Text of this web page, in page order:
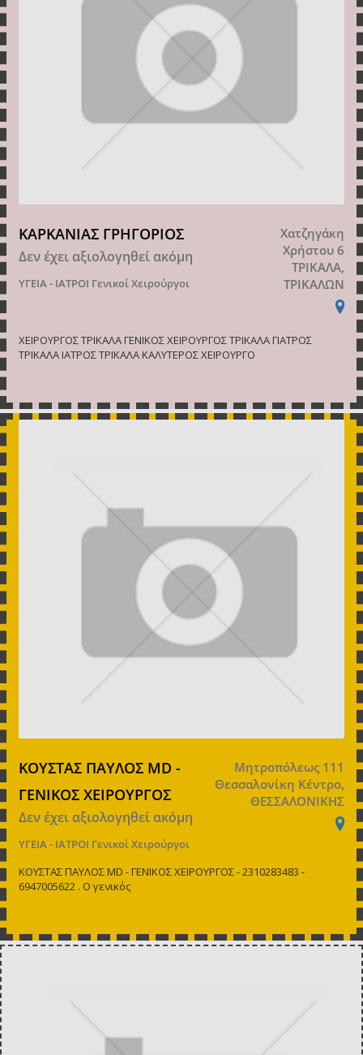
ΚΑΡΚΑΝΙΑΣ ΓΡΗΓΟΡΙΟΣ
Δεν έχει αξιολογηθεί ακόμη
ΥΓΕΙΑ - ΙΑΤΡΟΙ Γενικοί Χειρούργοι
Χατζηγάκη
Χρήστου 6
ΤΡΙΚΑΛΑ,
ΤΡΙΚΑΛΩΝ
ΧΕΙΡΟΥΡΓΟΣ ΤΡΙΚΑΛΑ ΓΕΝΙΚΟΣ ΧΕΙΡΟΥΡΓΟΣ ΤΡΙΚΑΛΑ ΓΙΑΤΡΟΣ
ΤΡΙΚΑΛΑ ΙΑΤΡΟΣ ΤΡΙΚΑΛΑ ΚΑΛΥΤΕΡΟΣ ΧΕΙΡΟΥΡΓΟ
ΚΟΥΣΤΑΣ ΠΑΥΛΟΣ MD -
ΓΕΝΙΚΟΣ ΧΕΙΡΟΥΡΓΟΣ
Δεν έχει αξιολογηθεί ακόμη
ΥΓΕΙΑ - ΙΑΤΡΟΙ Γενικοί Χειρούργοι
Μητροπόλεως 111
Θεσσαλονίκη Κέντρο,
ΘΕΣΣΑΛΟΝΙΚΗΣ
ΚΟΥΣΤΑΣ ΠΑΥΛΟΣ MD - ΓΕΝΙΚΟΣ ΧΕΙΡΟΥΡΓΟΣ - 2310283483 -
6947005622 . Ο γενικός